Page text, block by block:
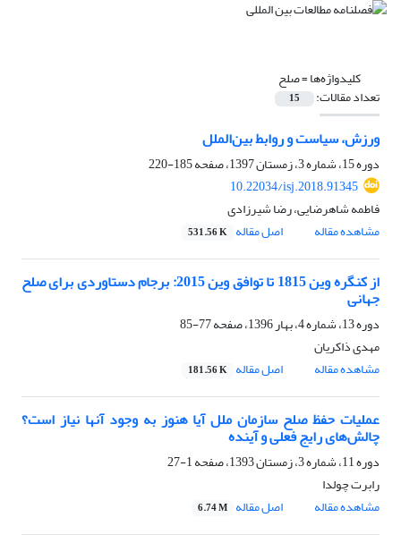
کلیدواژه‌ها =صلح
تعداد مقالات: 15
ورزش، سیاست و روابط بین‏‌ا‌لملل
دوره 15، شماره 3، زمستان 1397، صفحه
185-220
10.22034/isj.2018.91345
فاطمه شاه‏رضایی، رضا شیرزادی
مشاهده مقاله
اصل مقاله 531.56 K
از کنگره وین 1815 تا توافق وین 2015: برجام دستاوردی برای صلح
جهانی
دوره 13، شماره 4، بهار 1396، صفحه
77-85
مهدی ذاکریان
مشاهده مقاله
اصل مقاله 181.56 K
عملیات حفظ صلح سازمان ملل آیا هنوز به وجود آنها نیاز است؟
چالش‌های رایج فعلی و آینده
دوره 11، شماره 3، زمستان 1393، صفحه
1-27
رابرت چولدا
مشاهده مقاله
اصل مقاله 6.74 M